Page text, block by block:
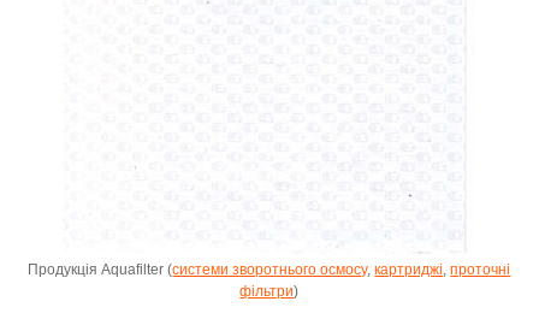
Продукція Aquafilter (системи зворотнього осмосу,картриджі,проточні
фільтри)